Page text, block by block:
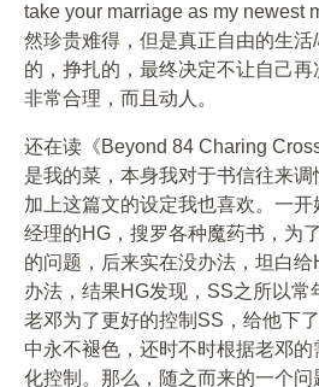
take your marriage as my newest
然珍贵难得，但是真正自由的生
的，挣扎的，最终决定不让自己
非常合理，而且动人。
还在读《Beyond 84 Charing
是我的菜，本身我对于书信往来调
加上这篇文的设定我也喜欢。一
经理的HG，搜罗各种魔药书，为
的问题，后来实在没办法，坦白
办法，结果HG发现，SS之所以常
老邓为了更好的控制SS，给他下
中永不褪色，还时不时根据老邓
化控制。那么，随之而来的一个